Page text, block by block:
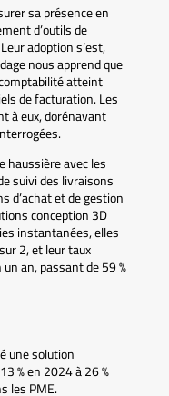
sa présence en
d’outils de
adoption s’est,
nous apprend que
atteint
de facturation. Les
à eux, dorénavant
haussière avec les
suivi des livraisons
d’achat et de gestion
conception 3D
instantanées, elles
2, et leur taux
an, passant de 59 %
une solution
% en 2024 à 26 %
les PME.